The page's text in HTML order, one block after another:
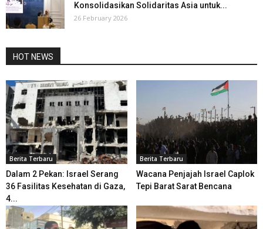
Konsolidasikan Solidaritas Asia untuk...
26 February 2026
HOT NEWS
Berita Terbaru
Dalam 2 Pekan: Israel Serang
36 Fasilitas Kesehatan di Gaza,
4...
Berita Terbaru
Wacana Penjajah Israel Caplok
Tepi Barat Sarat Bencana